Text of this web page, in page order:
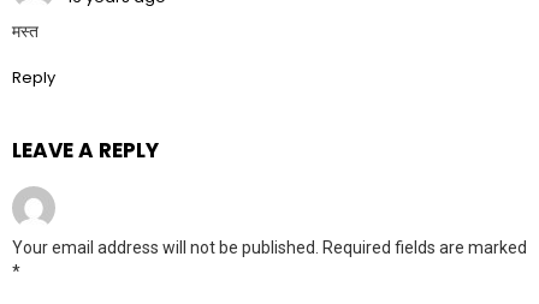
मस्त
Reply
LEAVE A REPLY
Your email address will not be published. Required fields are marked
*